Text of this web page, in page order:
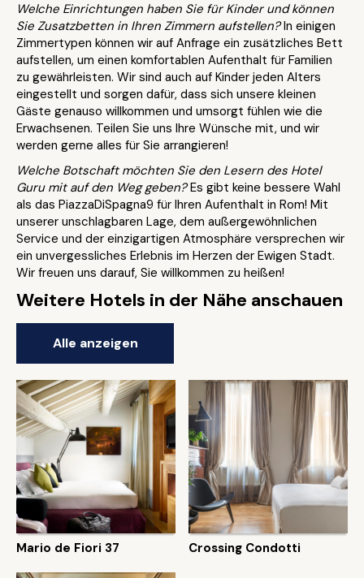
Welche Einrichtungen haben Sie für Kinder und können
Sie Zusatzbetten in Ihren Zimmern aufstellen?In einigen
Zimmertypen können wir auf Anfrage ein zusätzliches Bett
aufstellen, um einen komfortablen Aufenthalt für Familien
zu gewährleisten. Wir sind auch auf Kinder jeden Alters
eingestellt und sorgen dafür, dass sich unsere kleinen
Gäste genauso willkommen und umsorgt fühlen wie die
Erwachsenen. Teilen Sie uns Ihre Wünsche mit, und wir
werden gerne alles für Sie arrangieren!
Welche Botschaft möchten Sie den Lesern des Hotel
Guru mit auf den Weg geben?Es gibt keine bessere Wahl
als das PiazzaDiSpagna9 für Ihren Aufenthalt in Rom! Mit
unserer unschlagbaren Lage, dem außergewöhnlichen
Service und der einzigartigen Atmosphäre versprechen wir
ein unvergessliches Erlebnis im Herzen der Ewigen Stadt.
Wir freuen uns darauf, Sie willkommen zu heißen!
Weitere Hotels in der Nähe anschauen
Alle anzeigen
Mario de Fiori 37 Crossing Condotti